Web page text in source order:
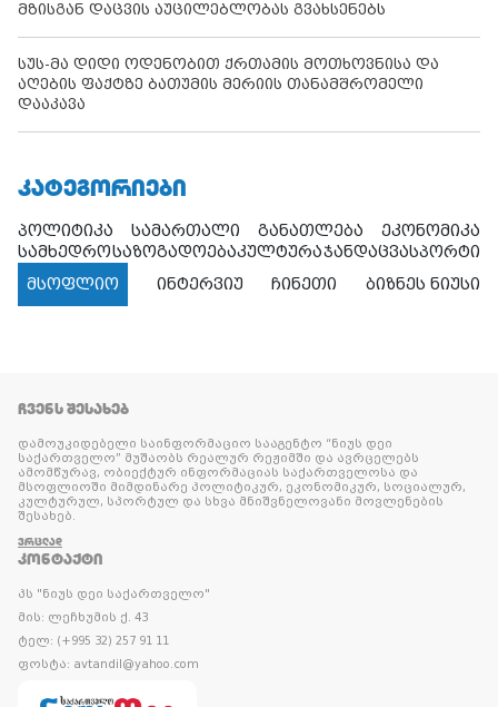
მზისგან დაცვის აუცილებლობას გვახსენებს
სუს-მა დიდი ოდენობით ქრთამის მოთხოვნისა და
აღების ფაქტზე ბათუმის მერიის თანამშრომელი
დააკავა
ᲙᲐᲢᲔᲒᲝᲠᲘᲔᲑᲘ
პოლიტიკა სამართალი განათლება
ეკონომიკა
სამხედროსაზოგადოებაკულტურაჯანდაცვასპორტი
მსოფლიო
ინტერვიუ ჩინეთი ბიზნეს ნიუსი
ᲩᲕᲔᲜᲡ ᲨᲔᲡᲐᲮᲔᲑ
დამოუკიდებელი საინფორმაციო სააგენტო “ნიუს დეი
საქართველო” მუშაობს რეალურ რეჟიმში და ავრცელებს
ამომწურავ, ობიექტურ ინფორმაციას საქართველოსა და
მსოფლიოში მიმდინარე პოლიტიკურ, ეკონომიკურ, სოციალურ,
კულტურულ, სპორტულ და სხვა მნიშვნელოვანი მოვლენების
შესახებ.
ᲕᲠᲪᲚᲐᲓ
ᲙᲝᲜᲢᲐᲥᲢᲘ
პს "ნიუს დეი საქართველო"
მის: ლეჩხუმის ქ. 43
ტელ: (+995 32) 257 91 11
ფოსტა: avtandil@yahoo.com